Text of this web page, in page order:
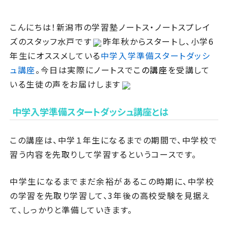
こんにちは！新潟市の学習塾ノートス・ノートスプレイ
ズのスタッフ水戸です
昨年秋からスタートし、小学6
年生にオススメしている中学入学準備スタートダッシ
ュ講座。今日は実際にノートスでこの講座を受講して
いる生徒の声をお届けします
中学入学準備スタートダッシュ講座とは
この講座は、中学１年生になるまでの期間で、中学校で
習う内容を先取りして学習するというコースです。
中学生になるまでまだ余裕があるこの時期に、中学校
の学習を先取り学習して、3年後の高校受験を見据え
て、しっかりと準備していきます。